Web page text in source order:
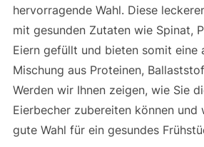
hervorragende Wahl. Diese
mit gesunden Zutaten wie Spinat,
Eiern gefüllt und bieten somit eine
Mischung aus Proteinen,
Werden wir Ihnen zeigen, wie Sie
Eierbecher zubereiten können und
gute Wahl für ein gesundes